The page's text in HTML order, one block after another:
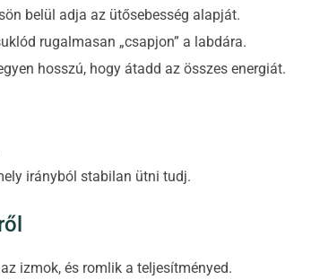
belül adja az ütősebesség alapját.
rugalmasan „csapjon” a labdára.
hosszú, hogy átadd az összes energiát.
irányból stabilan ütni tudj.
izmok, és romlik a teljesítményed.